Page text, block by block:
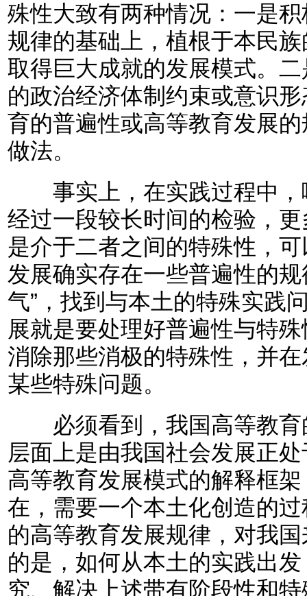
殊性大致有两种情况：一是
规律的基础上，植根于本民
取得巨大成就的发展模式。
的政治经济体制约束或意识
育的普遍性或高等教育发展
做法。
事实上，在实践过程中，
经过一段较长时间的检验，
是介于二者之间的特殊性，
发展确实存在一些普遍性的
气”，找到与本土的特殊实践
展就是要处理好普遍性与特
消除那些消极的特殊性，并
某些特殊问题。
必须看到，我国高等教育
层面上是由我国社会发展正
高等教育发展模式的解释框
在，需要一个本土化创造的
的高等教育发展规律，对我
的是，如何从本土的实践出
究、解决上述带有阶段性和